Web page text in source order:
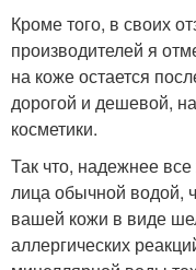
Кроме того, в своих
производителей я
на коже остается
дорогой и дешевой,
косметики.
Так что, надежнее
лица обычной водой,
вашей кожи в виде
аллергических